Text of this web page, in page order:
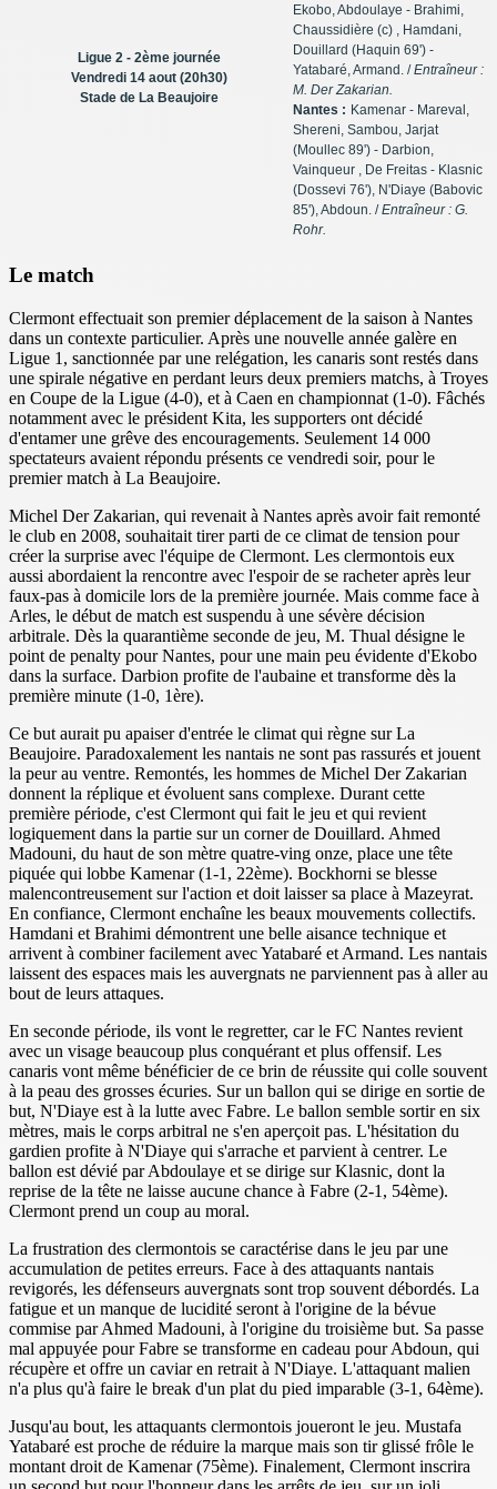
Ligue 2 - 2ème journée
Vendredi 14 aout (20h30)
Stade de La Beaujoire
Ekobo, Abdoulaye - Brahimi,
Chaussidière (c) , Hamdani,
Douillard (Haquin 69') -
Yatabaré, Armand. /Entraîneur :
M. Der Zakarian.
Nantes : Kamenar - Mareval,
Shereni, Sambou, Jarjat
(Moullec 89') - Darbion,
Vainqueur , De Freitas - Klasnic
(Dossevi 76'), N'Diaye (Babovic
85'), Abdoun. /Entraîneur : G.
Rohr.
Le match
Clermont effectuait son premier déplacement de la saison à Nantes
dans un contexte particulier. Après une nouvelle année galère en
Ligue 1, sanctionnée par une relégation, les canaris sont restés dans
une spirale négative en perdant leurs deux premiers matchs, à Troyes
en Coupe de la Ligue (4-0), et à Caen en championnat (1-0). Fâchés
notamment avec le président Kita, les supporters ont décidé
d'entamer une grêve des encouragements. Seulement 14 000
spectateurs avaient répondu présents ce vendredi soir, pour le
premier match à La Beaujoire.
Michel Der Zakarian, qui revenait à Nantes après avoir fait remonté
le club en 2008, souhaitait tirer parti de ce climat de tension pour
créer la surprise avec l'équipe de Clermont. Les clermontois eux
aussi abordaient la rencontre avec l'espoir de se racheter après leur
faux-pas à domicile lors de la première journée. Mais comme face à
Arles, le début de match est suspendu à une sévère décision
arbitrale. Dès la quarantième seconde de jeu, M. Thual désigne le
point de penalty pour Nantes, pour une main peu évidente d'Ekobo
dans la surface. Darbion profite de l'aubaine et transforme dès la
première minute (1-0, 1ère).
Ce but aurait pu apaiser d'entrée le climat qui règne sur La
Beaujoire. Paradoxalement les nantais ne sont pas rassurés et jouent
la peur au ventre. Remontés, les hommes de Michel Der Zakarian
donnent la réplique et évoluent sans complexe. Durant cette
première période, c'est Clermont qui fait le jeu et qui revient
logiquement dans la partie sur un corner de Douillard. Ahmed
Madouni, du haut de son mètre quatre-ving onze, place une tête
piquée qui lobbe Kamenar (1-1, 22ème). Bockhorni se blesse
malencontreusement sur l'action et doit laisser sa place à Mazeyrat.
En confiance, Clermont enchaîne les beaux mouvements collectifs.
Hamdani et Brahimi démontrent une belle aisance technique et
arrivent à combiner facilement avec Yatabaré et Armand. Les nantais
laissent des espaces mais les auvergnats ne parviennent pas à aller au
bout de leurs attaques.
En seconde période, ils vont le regretter, car le FC Nantes revient
avec un visage beaucoup plus conquérant et plus offensif. Les
canaris vont même bénéficier de ce brin de réussite qui colle souvent
à la peau des grosses écuries. Sur un ballon qui se dirige en sortie de
but, N'Diaye est à la lutte avec Fabre. Le ballon semble sortir en six
mètres, mais le corps arbitral ne s'en aperçoit pas. L'hésitation du
gardien profite à N'Diaye qui s'arrache et parvient à centrer. Le
ballon est dévié par Abdoulaye et se dirige sur Klasnic, dont la
reprise de la tête ne laisse aucune chance à Fabre (2-1, 54ème).
Clermont prend un coup au moral.
La frustration des clermontois se caractérise dans le jeu par une
accumulation de petites erreurs. Face à des attaquants nantais
revigorés, les défenseurs auvergnats sont trop souvent débordés. La
fatigue et un manque de lucidité seront à l'origine de la bévue
commise par Ahmed Madouni, à l'origine du troisième but. Sa passe
mal appuyée pour Fabre se transforme en cadeau pour Abdoun, qui
récupère et offre un caviar en retrait à N'Diaye. L'attaquant malien
n'a plus qu'à faire le break d'un plat du pied imparable (3-1, 64ème).
Jusqu'au bout, les attaquants clermontois joueront le jeu. Mustafa
Yatabaré est proche de réduire la marque mais son tir glissé frôle le
montant droit de Kamenar (75ème). Finalement, Clermont inscrira